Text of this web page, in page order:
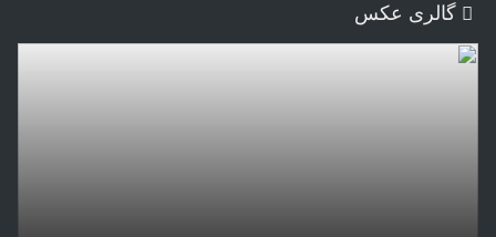
گالری عکس